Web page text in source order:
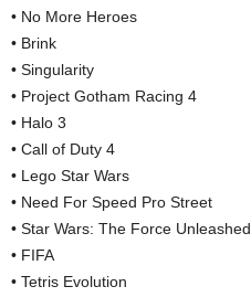
• No More Heroes
• Brink
• Singularity
• Project Gotham Racing 4
• Halo 3
• Call of Duty 4
• Lego Star Wars
• Need For Speed Pro Street
• Star Wars: The Force Unleashed
• FIFA
• Tetris Evolution